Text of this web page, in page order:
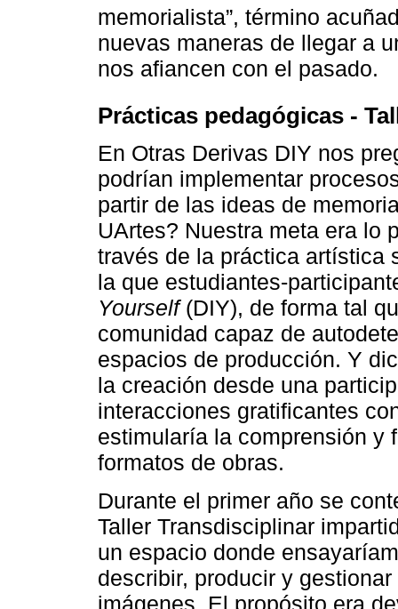
memorialista”, término
nuevas maneras de llegar a
nos afiancen con el pasado.
Prácticas pedagógicas -
En Otras Derivas DIY nos
podrían implementar
partir de las ideas de
UArtes? Nuestra meta era lo
través de la práctica artística
la que estudiantes-
Yourself(DIY), de forma tal
comunidad capaz de
espacios de producción. Y
la creación desde una
interacciones gratificantes
estimularía la comprensión y
formatos de obras.
Durante el primer año se
Taller Transdisciplinar
un espacio donde
describir, producir y
imágenes. El propósito era